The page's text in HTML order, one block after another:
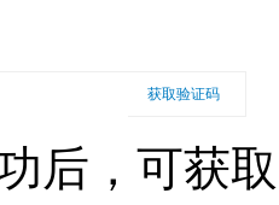
获取验证码
后，可获